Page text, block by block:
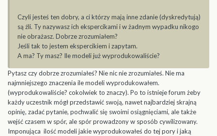
Czyli jesteś ten dobry, a ci którzy mają inne zdanie (dyskredytują)
są źli. Ty nazywasz ich ekspercikami i w żadnym wypadku nikogo
nie obrażasz. Dobrze zrozumiałem?
Jeśli tak to jestem ekspercikiem i zapytam.
A ma? Ty masz? Ile modeli już wyprodukowaliście?
Pytasz czy dobrze zrozumiałeś? Nie nic nie zrozumiałeś. Nie ma
najmniejszego znaczenia ile modeli wyprodukowałem.
(wyprodukowaliście? cokolwiek to znaczy). Po to istnieje forum żeby
każdy uczestnik mógł przedstawić swoją, nawet najbardziej skrajną
opinię, zadać pytanie, pochwalić się swoimi osiągnięciami, ale także
wejść czasem w spór, ale spór prowadzony w sposób cywilizowany.
Imponująca ilość modeli jakie wyprodukowałeś do tej pory i jaką